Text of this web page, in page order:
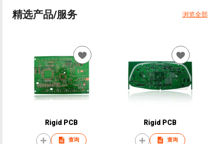
精选产品/服务 浏览全部
Rigid PCB
查询
Rigid PCB
查询